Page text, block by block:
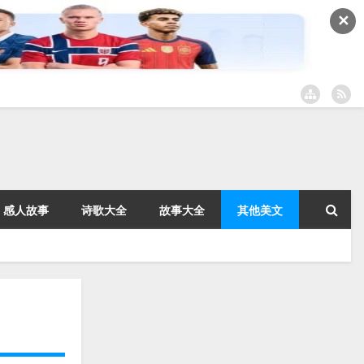
✕
感人故事 诗歌大全 故事大全 其他美文